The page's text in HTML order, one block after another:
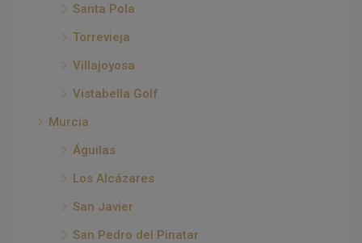
Santa Pola
Torrevieja
Villajoyosa
Vistabella Golf
Murcia
Águilas
Los Alcázares
San Javier
San Pedro del Pinatar